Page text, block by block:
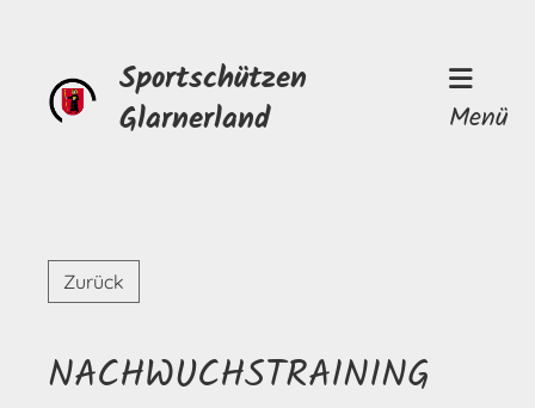
Sportschützen
Glarnerland
Menü
Zurück
NACHWUCHSTRAINING